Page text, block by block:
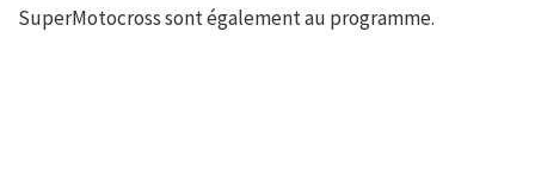
SuperMotocross sont également au programme.